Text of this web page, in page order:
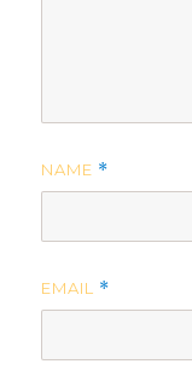
NAME *
EMAIL *